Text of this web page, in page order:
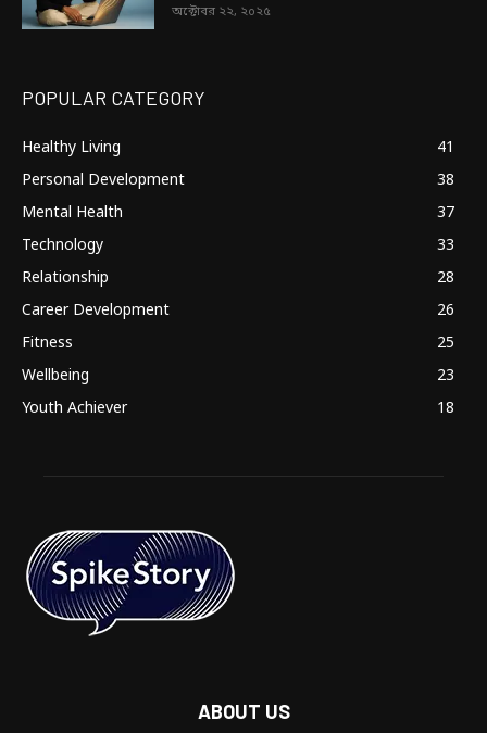
অক্টোবর ২২, ২০২৫
POPULAR CATEGORY
Healthy Living
41
Personal Development
38
Mental Health
37
Technology
33
Relationship
28
Career Development
26
Fitness
25
Wellbeing
23
Youth Achiever
18
ABOUT US